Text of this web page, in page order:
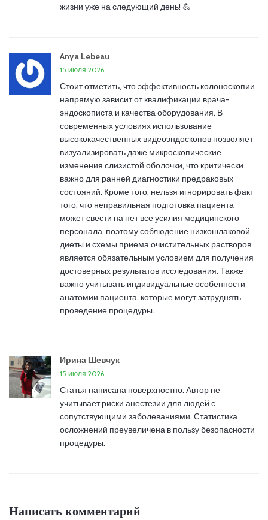
жизни уже на следующий день! 💪
Anya Lebeau
15 июля 2026
Стоит отметить, что эффективность колоноскопии
напрямую зависит от квалификации врача-
эндоскописта и качества оборудования. В
современных условиях использование
высококачественных видеоэндоскопов позволяет
визуализировать даже микроскопические
изменения слизистой оболочки, что критически
важно для ранней диагностики предраковых
состояний. Кроме того, нельзя игнорировать факт
того, что неправильная подготовка пациента
может свести на нет все усилия медицинского
персонала, поэтому соблюдение низкошлаковой
диеты и схемы приема очистительных растворов
является обязательным условием для получения
достоверных результатов исследования. Также
важно учитывать индивидуальные особенности
анатомии пациента, которые могут затруднять
проведение процедуры.
Ирина Шевчук
15 июля 2026
Статья написана поверхностно. Автор не
учитывает риски анестезии для людей с
сопутствующими заболеваниями. Статистика
осложнений преувеличена в пользу безопасности
процедуры.
Написать комментарий